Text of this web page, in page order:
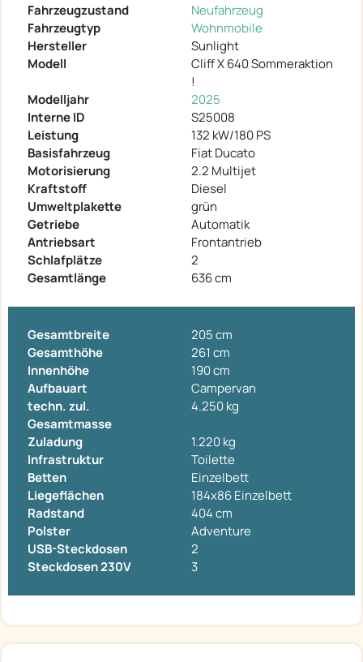
Fahrzeugzustand
Neufahrzeug
Fahrzeugtyp
Wohnmobile
Hersteller
Sunlight
Modell
Cliff X 640 Sommeraktion
!
Modelljahr
2025
Interne ID
S25008
Leistung
132 kW/180 PS
Basisfahrzeug
Fiat Ducato
Motorisierung
2.2 Multijet
Kraftstoff
Diesel
Umweltplakette
grün
Getriebe
Automatik
Antriebsart
Frontantrieb
Schlafplätze
2
Gesamtlänge
636 cm
Gesamtbreite
205 cm
Gesamthöhe
261 cm
Innenhöhe
190 cm
Aufbauart
Campervan
techn. zul.
Gesamtmasse
4.250 kg
Zuladung
1.220 kg
Infrastruktur
Toilette
Betten
Einzelbett
Liegeflächen
184x86 Einzelbett
Radstand
404 cm
Polster
Adventure
USB-Steckdosen
2
Steckdosen 230V
3